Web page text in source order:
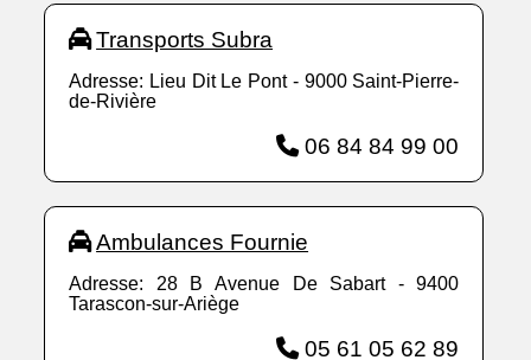
Transports Subra
Adresse: Lieu Dit Le Pont - 9000 Saint-Pierre-
de-Rivière
06 84 84 99 00
Ambulances Fournie
Adresse: 28 B Avenue De Sabart - 9400
Tarascon-sur-Ariège
05 61 05 62 89